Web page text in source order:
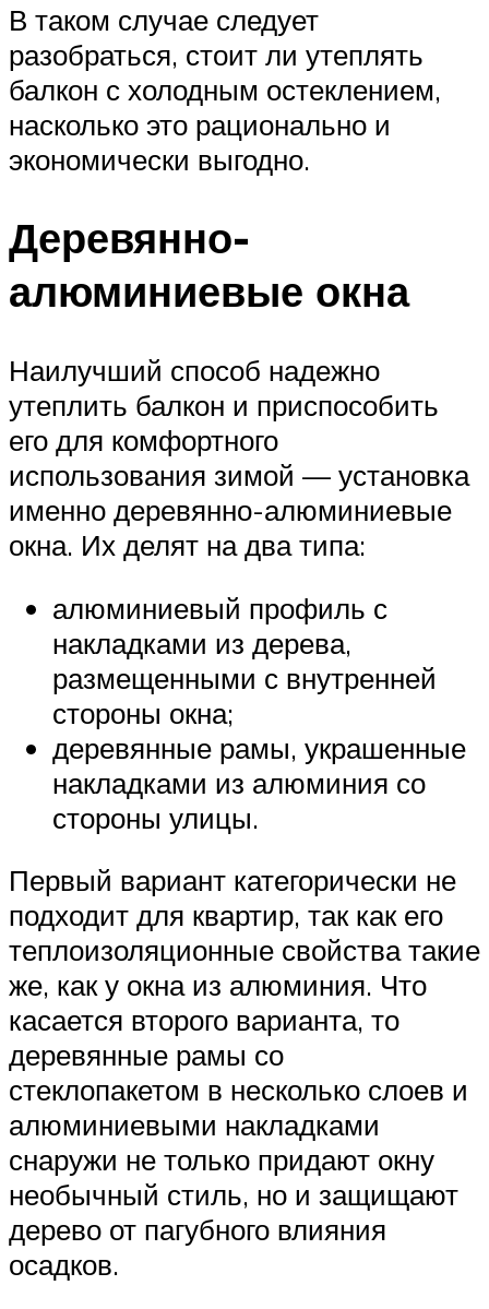
В таком случае следует
разобраться, стоит ли утеплять
балкон с холодным остеклением,
насколько это рационально и
экономически выгодно.
Деревянно-
алюминиевые окна
Наилучший способ надежно
утеплить балкон и приспособить
его для комфортного
использования зимой — установка
именно деревянно-алюминиевые
окна. Их делят на два типа:
алюминиевый профиль с
накладками из дерева,
размещенными с внутренней
стороны окна;
деревянные рамы, украшенные
накладками из алюминия со
стороны улицы.
Первый вариант категорически не
подходит для квартир, так как его
теплоизоляционные свойства такие
же, как у окна из алюминия. Что
касается второго варианта, то
деревянные рамы со
стеклопакетом в несколько слоев и
алюминиевыми накладками
снаружи не только придают окну
необычный стиль, но и защищают
дерево от пагубного влияния
осадков.